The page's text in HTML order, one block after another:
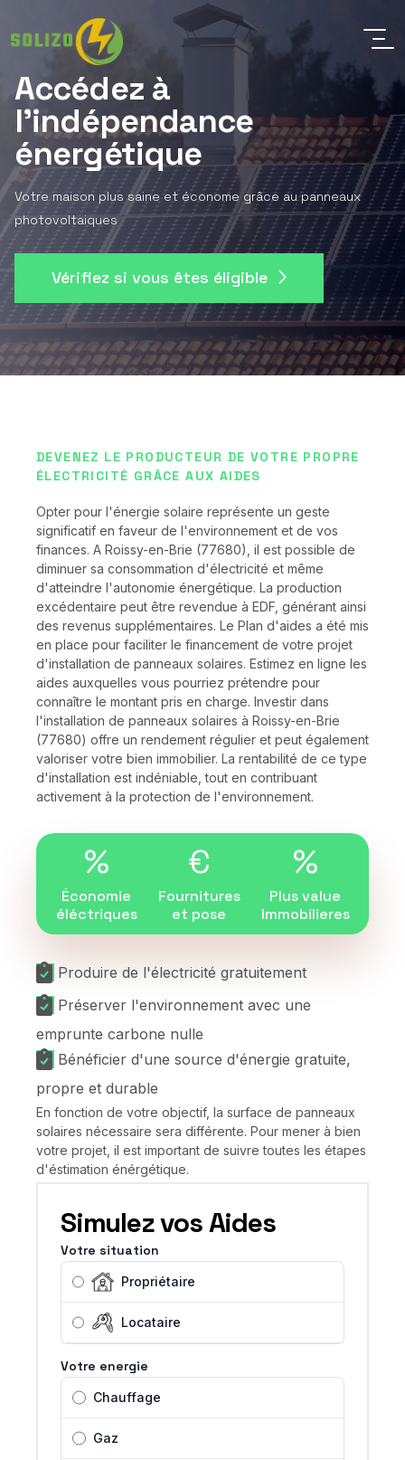
Accédez à
l'indépendance
énergétique
Votre maison plus saine et économe grâce au panneaux
photovoltaiques
Vérifiez si vous êtes éligible
DEVENEZ LE PRODUCTEUR DE VOTRE PROPRE
ÉLECTRICITÉ GRÂCE AUX AIDES
Opter pour l'énergie solaire représente un geste
significatif en faveur de l'environnement et de vos
finances. A Roissy-en-Brie (77680), il est possible de
diminuer sa consommation d'électricité et même
d'atteindre l'autonomie énergétique. La production
excédentaire peut être revendue à EDF, générant ainsi
des revenus supplémentaires. Le Plan d'aides a été mis
en place pour faciliter le financement de votre projet
d'installation de panneaux solaires. Estimez en ligne les
aides auxquelles vous pourriez prétendre pour
connaître le montant pris en charge. Investir dans
l'installation de panneaux solaires à Roissy-en-Brie
(77680) offre un rendement régulier et peut également
valoriser votre bien immobilier. La rentabilité de ce type
d'installation est indéniable, tout en contribuant
activement à la protection de l'environnement.
%
Économie
éléctriques
€
Fournitures
et pose
%
Plus value
Immobilieres
Produire de l'électricité gratuitement
Préserver l'environnement avec une
emprunte carbone nulle
Bénéficier d'une source d'énergie gratuite,
propre et durable
En fonction de votre objectif, la surface de panneaux
solaires nécessaire sera différente. Pour mener à bien
votre projet, il est important de suivre toutes les étapes
d'éstimation énérgétique.
Simulez vos Aides
Votre situation
Propriétaire
Locataire
Votre energie
Chauffage
Gaz